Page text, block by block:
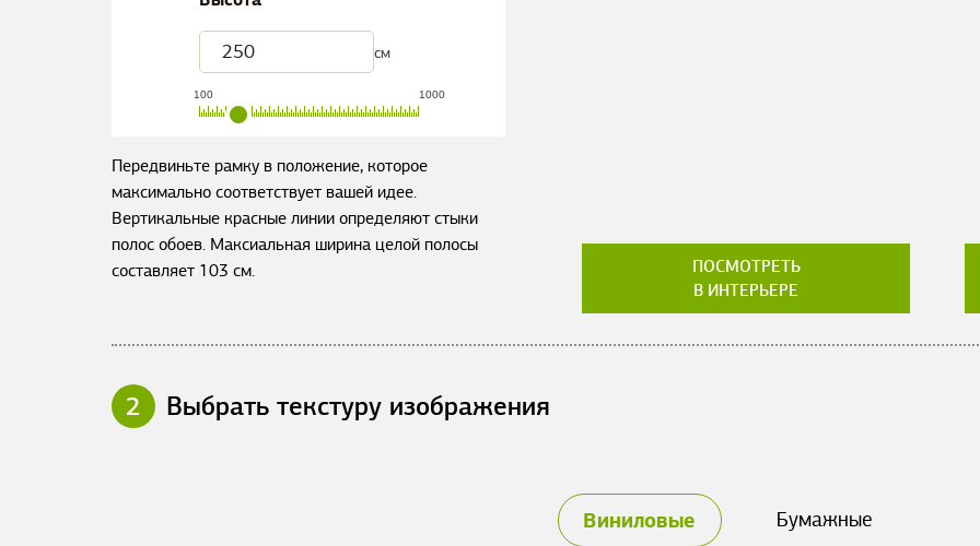
см
100 1000
Передвиньте рамку в положение, которое
максимально соответствует вашей идее.
Вертикальные красные линии определяют стыки
полос обоев. Максиальная ширина целой полосы
составляет 103 см.
ПОСМОТРЕТЬ
В ИНТЕРЬЕРЕ
2 Выбрать текстуру изображения
Виниловые Бумажные